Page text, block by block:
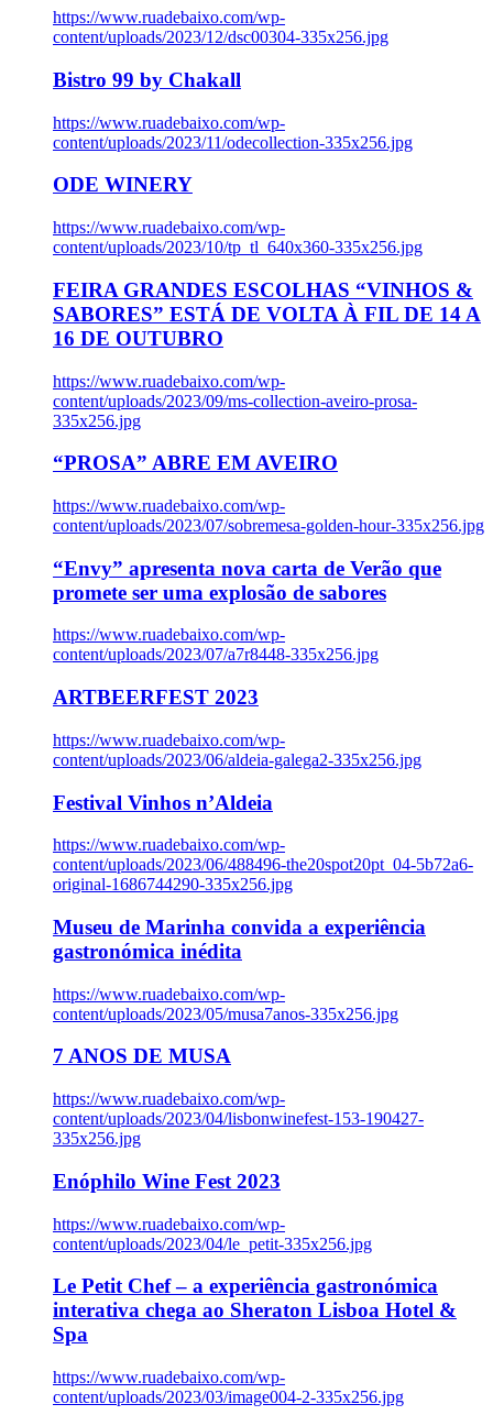
https://www.ruadebaixo.com/wp-
content/uploads/2023/12/dsc00304-335x256.jpg
Bistro 99 by Chakall
https://www.ruadebaixo.com/wp-
content/uploads/2023/11/odecollection-335x256.jpg
ODE WINERY
https://www.ruadebaixo.com/wp-
content/uploads/2023/10/tp_tl_640x360-335x256.jpg
FEIRA GRANDES ESCOLHAS “VINHOS &
SABORES” ESTÁ DE VOLTA À FIL DE 14 A
16 DE OUTUBRO
https://www.ruadebaixo.com/wp-
content/uploads/2023/09/ms-collection-aveiro-prosa-
335x256.jpg
“PROSA” ABRE EM AVEIRO
https://www.ruadebaixo.com/wp-
content/uploads/2023/07/sobremesa-golden-hour-335x256.jpg
“Envy” apresenta nova carta de Verão que
promete ser uma explosão de sabores
https://www.ruadebaixo.com/wp-
content/uploads/2023/07/a7r8448-335x256.jpg
ARTBEERFEST 2023
https://www.ruadebaixo.com/wp-
content/uploads/2023/06/aldeia-galega2-335x256.jpg
Festival Vinhos n’Aldeia
https://www.ruadebaixo.com/wp-
content/uploads/2023/06/488496-the20spot20pt_04-5b72a6-
original-1686744290-335x256.jpg
Museu de Marinha convida a experiência
gastronómica inédita
https://www.ruadebaixo.com/wp-
content/uploads/2023/05/musa7anos-335x256.jpg
7 ANOS DE MUSA
https://www.ruadebaixo.com/wp-
content/uploads/2023/04/lisbonwinefest-153-190427-
335x256.jpg
Enóphilo Wine Fest 2023
https://www.ruadebaixo.com/wp-
content/uploads/2023/04/le_petit-335x256.jpg
Le Petit Chef – a experiência gastronómica
interativa chega ao Sheraton Lisboa Hotel &
Spa
https://www.ruadebaixo.com/wp-
content/uploads/2023/03/image004-2-335x256.jpg